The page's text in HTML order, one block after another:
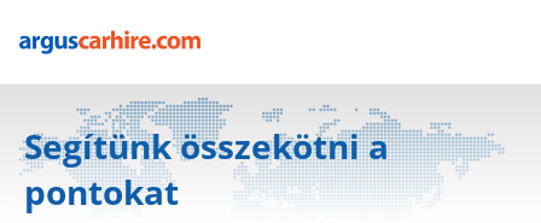
Segítünk összekötni a
pontokat